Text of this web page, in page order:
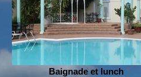
Baignade et lunch